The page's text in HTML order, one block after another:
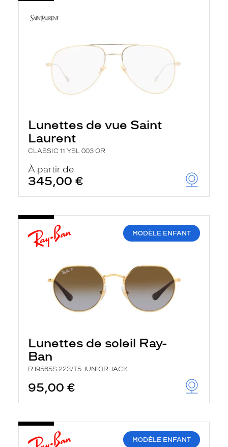
Lunettes de vue Saint
Laurent
CLASSIC 11 YSL 003 OR
À partir de
345,00 €
MODÈLE ENFANT
Lunettes de soleil Ray-
Ban
RJ9565S 223/T5 JUNIOR JACK
95,00 €
MODÈLE ENFANT